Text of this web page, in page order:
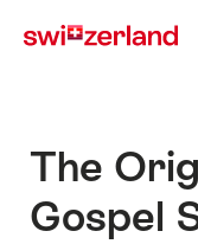
navigation
The
Gospel